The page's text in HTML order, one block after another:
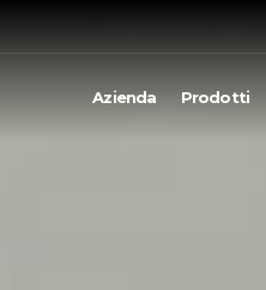
Azienda Prodotti